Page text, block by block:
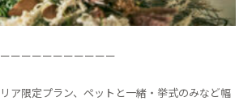
ーーーーーーーーーー
ア限定プラン、ペットと一緒・挙式のみなど幅